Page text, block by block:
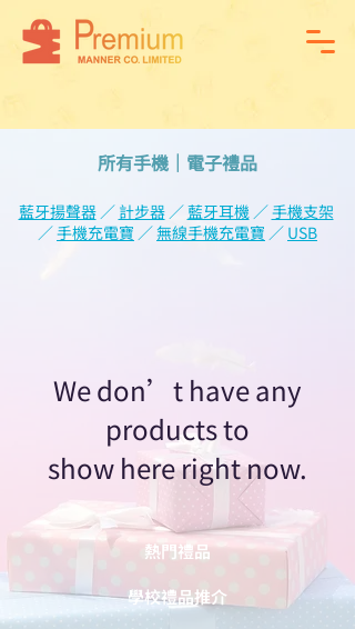
所有手機｜電子禮品
藍牙揚聲器／ 計步器／藍牙耳機／手機支架
／手機充電寶 ／無線手機充電寶 ／ USB
We don’t have any
products to
show here right now.
熱門禮品
學校禮品推介